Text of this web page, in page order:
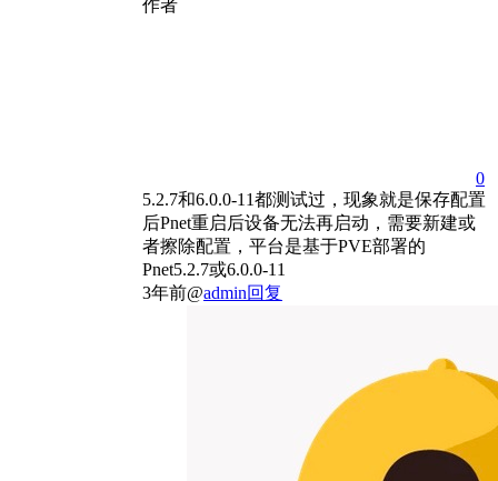
作者
0
5.2.7和6.0.0-11都测试过，现象就是保存配置
后Pnet重启后设备无法再启动，需要新建或
者擦除配置，平台是基于PVE部署的
Pnet5.2.7或6.0.0-11
3年前@admin回复